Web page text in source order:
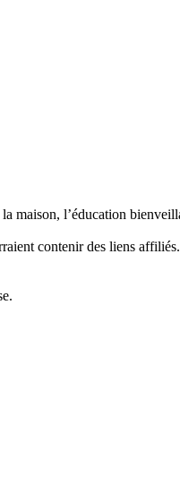
maison, l’éducation
contenir des liens affiliés.